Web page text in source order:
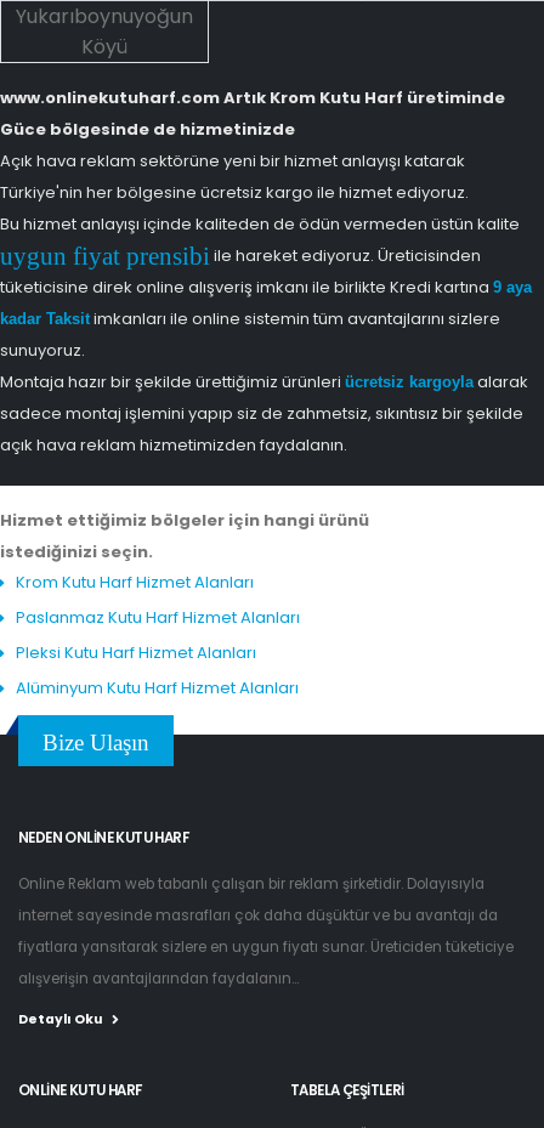
Yukarıboynuyoğun
Köyü
www.onlinekutuharf.com Artık Krom Kutu Harf üretiminde
Güce bölgesinde de hizmetinizde
Açık hava reklam sektörüne yeni bir hizmet anlayışı katarak
Türkiye'nin her bölgesine ücretsiz kargo ile hizmet ediyoruz.
Bu hizmet anlayışı içinde kaliteden de ödün vermeden üstün kalite
uygun fiyat prensibi ile hareket ediyoruz. Üreticisinden
tüketicisine direk online alışveriş imkanı ile birlikte Kredi kartına 9 aya
kadar Taksitimkanları ile online sistemin tüm avantajlarını sizlere
sunuyoruz.
Montaja hazır bir şekilde ürettiğimiz ürünleri ücretsiz kargoylaalarak
sadece montaj işlemini yapıp siz de zahmetsiz, sıkıntısız bir şekilde
açık hava reklam hizmetimizden faydalanın.
Hizmet ettiğimiz bölgeler için hangi ürünü
istediğinizi seçin.
Krom Kutu Harf Hizmet Alanları
Paslanmaz Kutu Harf Hizmet Alanları
Pleksi Kutu Harf Hizmet Alanları
Alüminyum Kutu Harf Hizmet Alanları
Bize Ulaşın
NEDEN ONLINE KUTU HARF
Online Reklam web tabanlı çalışan bir reklam şirketidir. Dolayısıyla
internet sayesinde masrafları çok daha düşüktür ve bu avantajı da
fiyatlara yansıtarak sizlere en uygun fiyatı sunar. Üreticiden tüketiciye
alışverişin avantajlarından faydalanın...
Detaylı Oku
ONLINE KUTU HARF TABELA ÇEŞITLERI